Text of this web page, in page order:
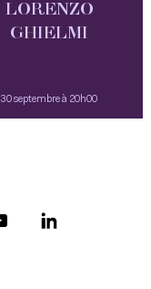
LORENZO
GHIELMI
30 septembre à 20h00